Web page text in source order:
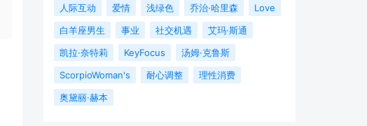
人际互动
爱情 浅绿色 乔治·哈里森
Love
白羊座男生
事业 社交机遇
艾玛·斯通
凯拉·奈特莉
KeyFocus
汤姆·克鲁斯
ScorpioWoman's
耐心调整
理性消费
奥黛丽·赫本